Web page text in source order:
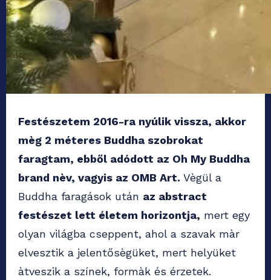
Festészetem 2016-ra nyúlik vissza, akkor
mèg 2 méteres Buddha szobrokat
faragtam, ebből adódott az Oh My Buddha
brand nèv, vagyis az OMB Art. Vègül a
Buddha faragások után az abstract
festészet lett életem horizontja, mert egy
olyan világba cseppent, ahol a szavak màr
elvesztik a jelentősègüket, mert helyüket
àtveszik a színek, formàk és érzetek.